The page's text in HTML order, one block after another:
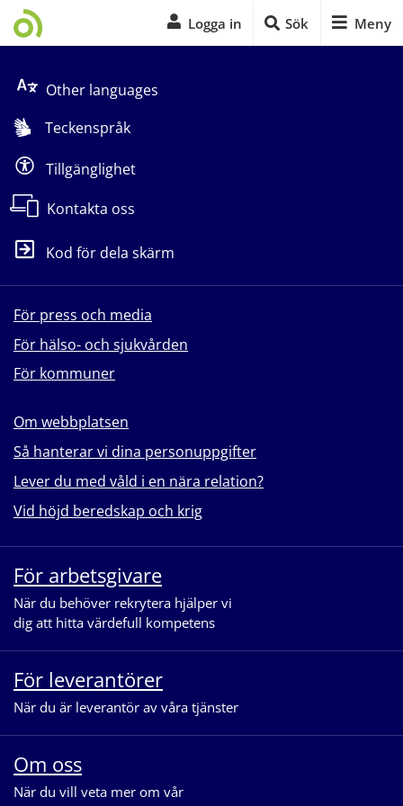
Logga in Sök Meny
Other languages
Teckenspråk
Tillgänglighet
Kontakta oss
Kod för dela skärm
För press och media
För hälso- och sjukvården
För kommuner
Om webbplatsen
Så hanterar vi dina personuppgifter
Lever du med våld i en nära relation?
Vid höjd beredskap och krig
För arbetsgivare
När du behöver rekrytera hjälper vi
dig att hitta värdefull kompetens
För leverantörer
När du är leverantör av våra tjänster
Om oss
När du vill veta mer om vår